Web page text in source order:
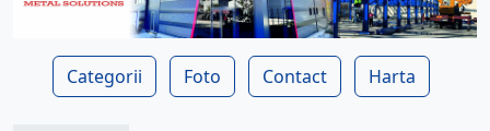
Categorii Foto Contact Harta